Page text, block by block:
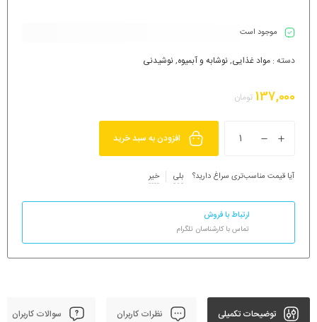
موجود است
دسته : مواد غذایی,نوشابه و آبمیوه,نوشیدنی
137,000 تومان
افزودن به سبد خرید
آیا قیمت مناسب‌تری سراغ دارید؟ بلی خیر
ارتباط با فروش
تماس با کارشناسان تلگرام
توضیحات تکمیلی نظرات کاربران سوالات کاربران